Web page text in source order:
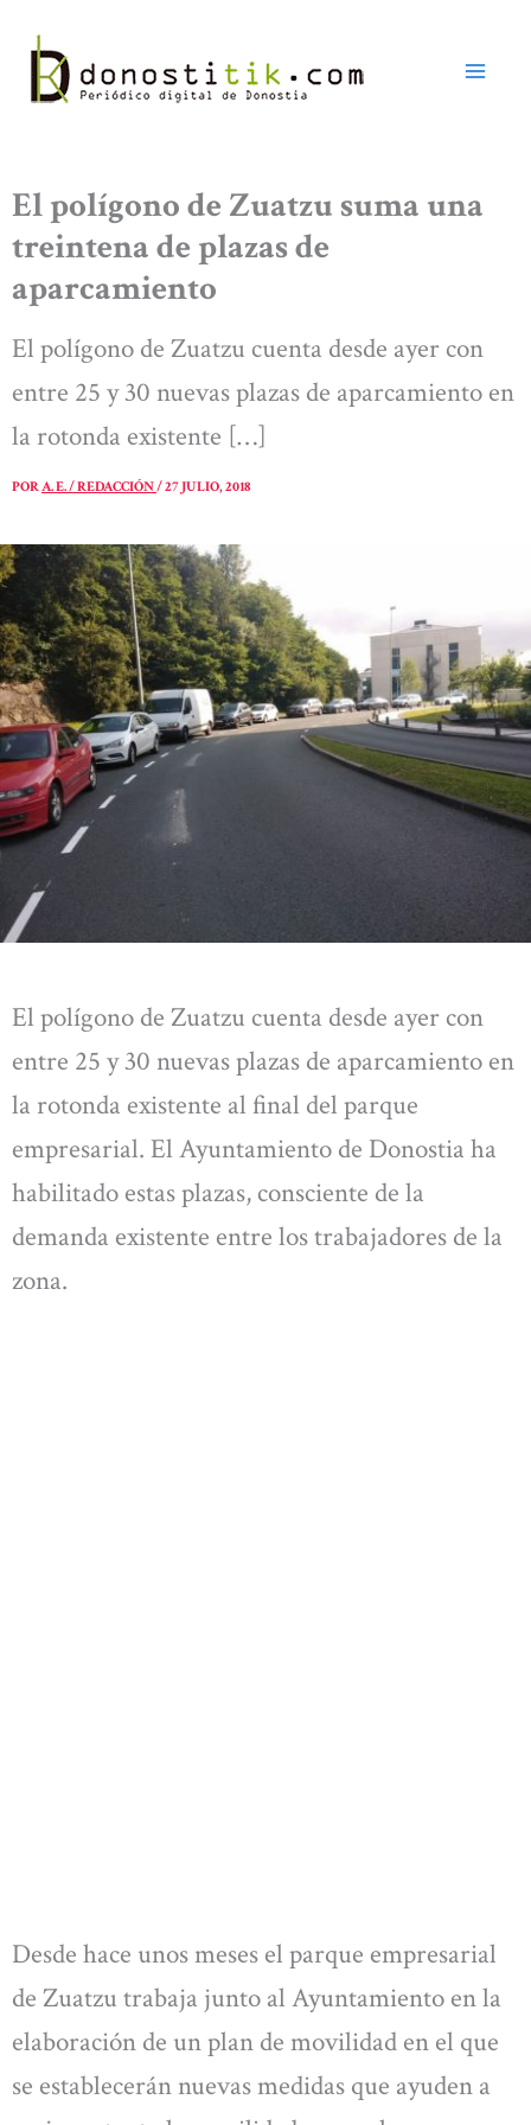
contenido
El polígono de Zuatzu suma una
treintena de plazas de
aparcamiento
El polígono de Zuatzu cuenta desde ayer con
entre 25 y 30 nuevas plazas de aparcamiento en
la rotonda existente […]
PORA. E. / REDACCIÓN/27 JULIO, 2018
El polígono de Zuatzu cuenta desde ayer con
entre 25 y 30 nuevas plazas de aparcamiento en
la rotonda existente al final del parque
empresarial. El Ayuntamiento de Donostia ha
habilitado estas plazas, consciente de la
demanda existente entre los trabajadores de la
zona.
Desde hace unos meses el parque empresarial
de Zuatzu trabaja junto al Ayuntamiento en la
elaboración de un plan de movilidad en el que
se establecerán nuevas medidas que ayuden a